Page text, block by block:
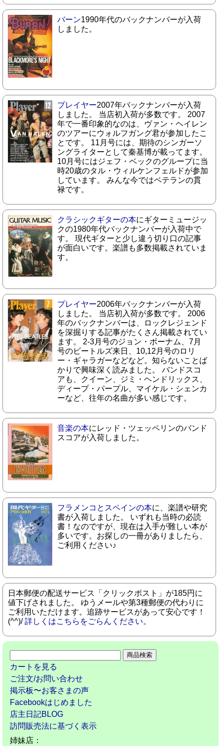
バーン1990年代のバックナンバーが入荷
しました。
プレイヤー2007年バックナンバーが入荷
しました。 当店初入荷が多数です。 2007
年で一番印象的なのは、ヴァン・ヘイレン
のツアーにウォルフガング君が参加したこ
とです。 11月号には、期待のシンガーソ
ングライターとして秦基博が載ってます。
10月号にはジェフ・ベックのグループに当
時20歳のタル・ウィルケンフェルドが参加
しています。 みんな今ではベテランの貫
禄です。
クラシックギターの本にギターミュージッ
クの1980年代バックナンバーが入荷中で
す。 現代ギターと少し違う切り口の記事
が面白いです。楽譜も多数掲載されていま
す。
プレイヤー2006年バックナンバーが入荷
しました。 当店初入荷が多数です。 2006
年のバックナンバーは、ロックレジェンド
を深掘りする記事がたくさん掲載されてい
ます。 2-3月号のジョン・ボーナム、7月
号のビートルズ来日、10,12月号のロリ
ー・ギャラガーなどなど。知らないことば
かりで興味深く読みました。 バンドスコ
アも、クイーン、ジミ・ヘンドリックス、
ディープ・パープル、マイケル・シェンカ
ーなど、往年の名曲が多い感じです。
音楽の本にレッド・ツェッペリンのバンド
スコアが入荷しました。
フラメンコとスペインの本に、楽譜や研究
書が入荷しました。 いずれも当時の必読
書！なのですが、現在は入手が難しい本が
多いです。お探しの一冊がありましたら、
ご利用ください♪
日本郵便の配送サービス「クリックポスト」が185円に
値下げされました。 ゆうメールや第3種郵便の代わりに
ご利用いただけます。追跡サービスがあって安心です！
(^^)/詳しくはこちらをごらんください。
カートを見る
ご注文/お問い合わせ
掲示板〜お客さまの声
Facebookはじめました
店主日記BLOG
訪問販売法に基づく表示
姉妹店：